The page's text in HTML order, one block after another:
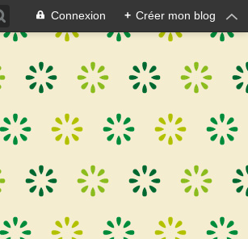
Connexion + Créer mon blog